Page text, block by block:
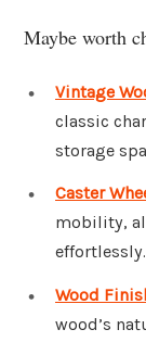
Maybe worth
Vintage
classic
storage
Caster
mobility,
effortlessly.
Wood
wood’s